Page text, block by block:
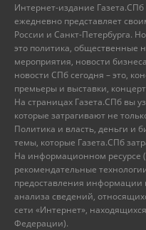
Интернет-издание Газета.СПб
ежедневно представляет
России и Санкт-Петербурга.
это политика, общественные
мероприятия, новости
новости СПб сегодня – это,
премьеры и выставки,
На страницах Газета.СПб вы
которые затрагивают не
Политика и власть, деньги и
темы, которые Газета.СПб
На информационном ресурсе
рекомендательные
предоставления информации
анализа сведений,
сети «Интернет»,
Федерации).